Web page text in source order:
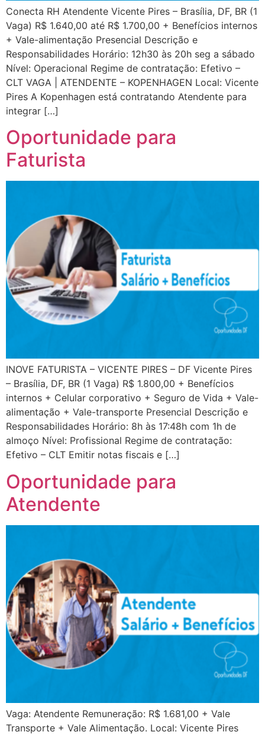
Conecta RH Atendente Vicente Pires – Brasília, DF, BR (1
Vaga) R$ 1.640,00 até R$ 1.700,00 + Benefícios internos
+ Vale-alimentação Presencial Descrição e
Responsabilidades Horário: 12h30 às 20h seg a sábado
Nível: Operacional Regime de contratação: Efetivo –
CLT VAGA | ATENDENTE – KOPENHAGEN Local: Vicente
Pires A Kopenhagen está contratando Atendente para
integrar […]
Oportunidade para
Faturista
INOVE FATURISTA – VICENTE PIRES – DF Vicente Pires
– Brasília, DF, BR (1 Vaga) R$ 1.800,00 + Benefícios
internos + Celular corporativo + Seguro de Vida + Vale-
alimentação + Vale-transporte Presencial Descrição e
Responsabilidades Horário: 8h às 17:48h com 1h de
almoço Nível: Profissional Regime de contratação:
Efetivo – CLT Emitir notas fiscais e […]
Oportunidade para
Atendente
Vaga: Atendente Remuneração: R$ 1.681,00 + Vale
Transporte + Vale Alimentação. Local: Vicente Pires